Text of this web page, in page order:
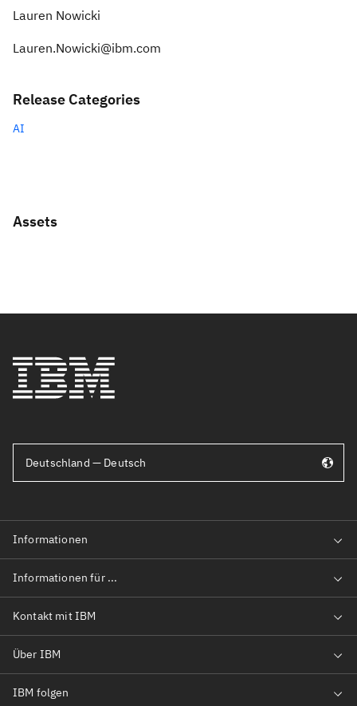
Lauren Nowicki
Lauren.Nowicki@ibm.com
Release Categories
AI
Assets
Deutschland — Deutsch